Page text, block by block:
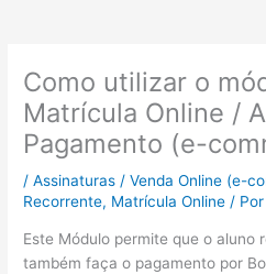
Como utilizar o
Matrícula Online /
Pagamento (e-
/Assinaturas / Venda Online (e-
Recorrente, Matrícula Online / Por
Este Módulo permite que o aluno
também faça o pagamento por